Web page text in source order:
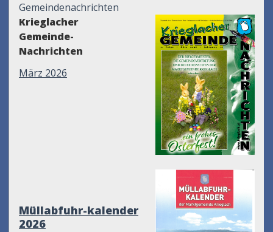
Gemeindenachrichten
Krieglacher
Gemeinde-
Nachrichten
März 2026
Müllabfuhr-kalender
2026